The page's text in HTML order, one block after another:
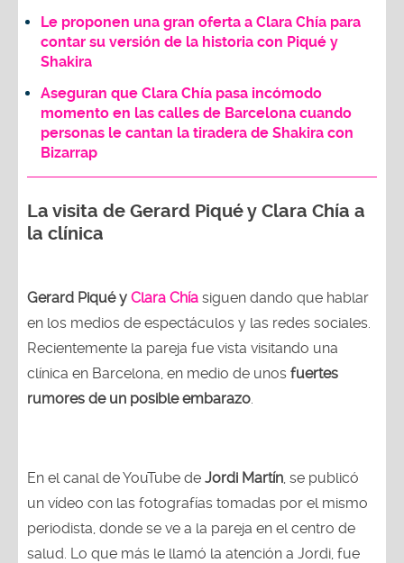
Le proponen una gran oferta a Clara Chía para
contar su versión de la historia con Piqué y
Shakira
Aseguran que Clara Chía pasa incómodo
momento en las calles de Barcelona cuando
personas le cantan la tiradera de Shakira con
Bizarrap
La visita de Gerard Piqué y Clara Chía a
la clínica
Gerard Piqué y Clara Chía siguen dando que hablar
en los medios de espectáculos y las redes sociales.
Recientemente la pareja fue vista visitando una
clínica en Barcelona, en medio de unos fuertes
rumores de un posible embarazo
En el canal de YouTube de Jordi Martín , se publicó
un vídeo con las fotografías tomadas por el mismo
periodista, donde se ve a la pareja en el centro de
salud. Lo que más le llamó la atención a Jordi, fue